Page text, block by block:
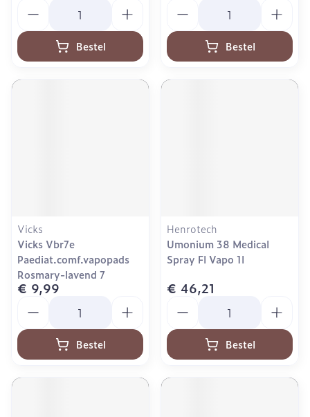
Bestel Bestel
Vicks
Vicks Vbr7e
Paediat.comf.vapopads
Rosmary-lavend 7
€ 9,99
Bestel
Henrotech
Umonium 38 Medical
Spray Fl Vapo 1l
€ 46,21
Bestel